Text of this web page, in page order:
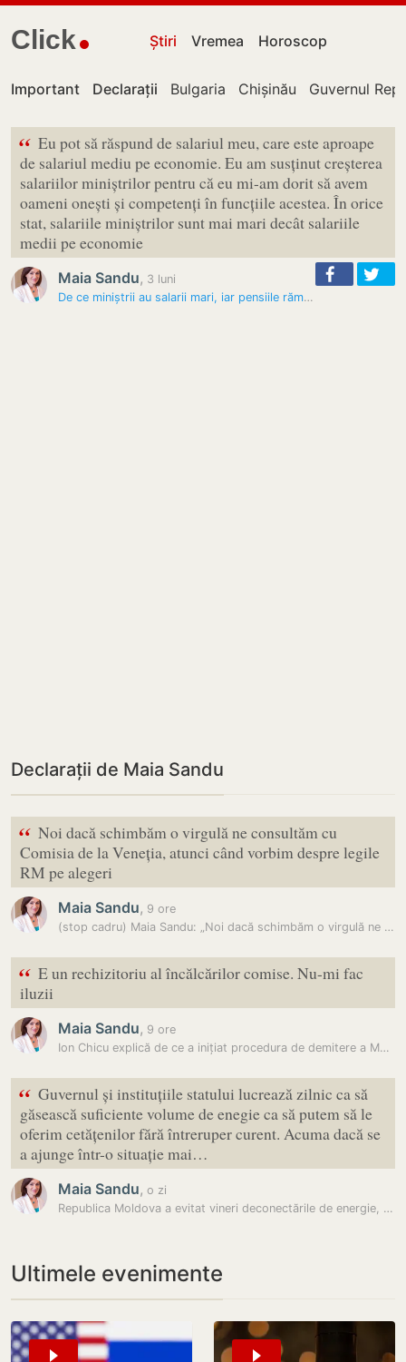
Click Știri Vremea Horoscop
Important Declarații Bulgaria Chișinău Guvernul
“ Eu pot să răspund de salariul meu, care este aproape
de salariul mediu pe economie. Eu am susținut creșterea
salariilor miniștrilor pentru că eu mi-am dorit să avem
oameni onești și competenți în funcțiile acestea. În orice
stat, salariile miniștrilor sunt mai mari decât salariile
medii pe economie
Maia Sandu, 3 luni
De ce miniștrii au salarii mari, iar pensiile rămân mici? Răspunsul…
Declarații de Maia Sandu
“ Noi dacă schimbăm o virgulă ne consultăm cu
Comisia de la Veneția, atunci când vorbim despre legile
RM pe alegeri
Maia Sandu, 9 ore
(stop cadru) Maia Sandu: „Noi dacă schimbăm o virgulă ne consultăm cu…
“ E un rechizitoriu al încălcărilor comise. Nu-mi fac
iluzii
Maia Sandu, 9 ore
Ion Chicu explică de ce a inițiat procedura de demitere a Maiei Sandu:…
“ Guvernul și instituțiile statului lucrează zilnic ca să
găsească suficiente volume de enegie ca să putem să le
oferim cetățenilor fără întreruper curent. Acuma dacă se
a ajunge într-o situație mai…
Maia Sandu, o zi
Republica Moldova a evitat vineri deconectările de energie, dar riscul…
Ultimele evenimente